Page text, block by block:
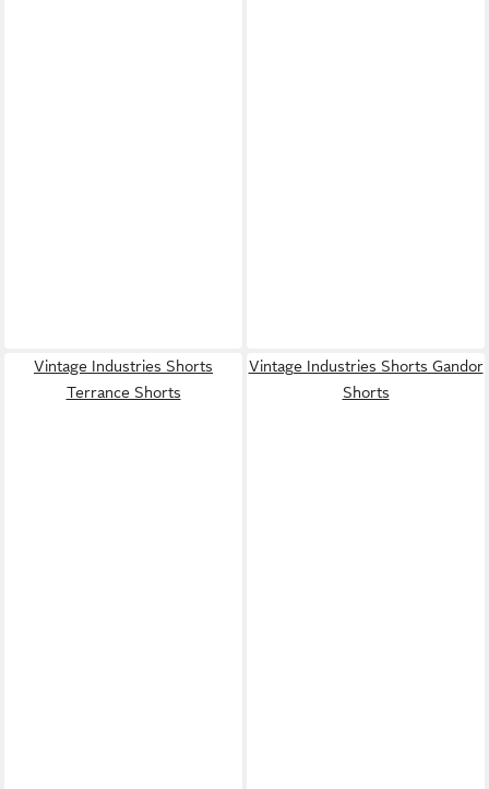
Vintage Industries Shorts
Terrance Shorts
Vintage Industries Shorts Gandor
Shorts